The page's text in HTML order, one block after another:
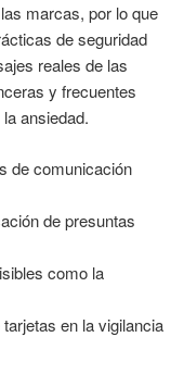
marcas, por lo que
de seguridad
reales de las
y frecuentes
ansiedad.
de comunicación
de presuntas
como la
en la vigilancia